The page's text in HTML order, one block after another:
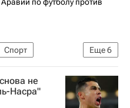
Еще6
Спорт
Роналду
Рияд)не
Насра"